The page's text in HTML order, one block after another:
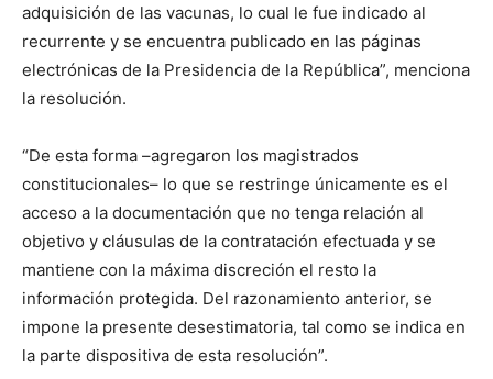
adquisición de las vacunas, lo cual le fue indicado al
recurrente y se encuentra publicado en las páginas
electrónicas de la Presidencia de la República”, menciona
la resolución.
“De esta forma –agregaron los magistrados
constitucionales– lo que se restringe únicamente es el
acceso a la documentación que no tenga relación al
objetivo y cláusulas de la contratación efectuada y se
mantiene con la máxima discreción el resto la
información protegida. Del razonamiento anterior, se
impone la presente desestimatoria, tal como se indica en
la parte dispositiva de esta resolución”.